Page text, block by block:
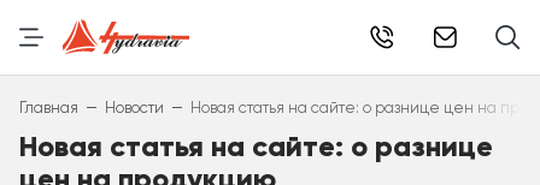
Главная – Новости – Новая статья на сайте: о разнице цен на
Новая статья на сайте: о разнице